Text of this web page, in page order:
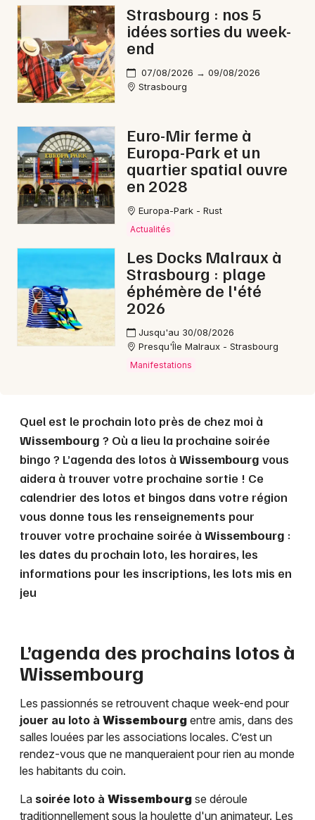
Newsletter des sorties
Artistes en tournée
Actus à Wissembourg
Actus tourisme & loisirs
Restaurants
Choisir mes départements
Je m'abonne
Strasbourg : nos 5
idées sorties du week-
end
07/08/2026 → 09/08/2026
Strasbourg
Euro-Mir ferme à
Europa-Park et un
quartier spatial ouvre
en 2028
Europa-Park - Rust
Actualités
Les Docks Malraux à
Strasbourg : plage
éphémère de l'été
2026
Jusqu'au 30/08/2026
Presqu'Île Malraux - Strasbourg
Manifestations
Quel est le prochain loto près de chez moi à
Wissembourg ? Où a lieu la prochaine soirée
bingo ? L’agenda des lotos à Wissembourg vous
aidera à trouver votre prochaine sortie ! Ce
calendrier des lotos et bingos dans votre région
vous donne tous les renseignements pour
trouver votre prochaine soirée à Wissembourg :
les dates du prochain loto, les horaires, les
informations pour les inscriptions, les lots mis en
jeu
L’agenda des prochains lotos à
Wissembourg
Les passionnés se retrouvent chaque week-end pour
jouer au loto à Wissembourg entre amis, dans des
salles louées par les associations locales. C’est un
rendez-vous que ne manqueraient pour rien au monde
les habitants du coin.
La soirée loto à Wissembourg se déroule
traditionnellement sous la houlette d'un animateur. Les